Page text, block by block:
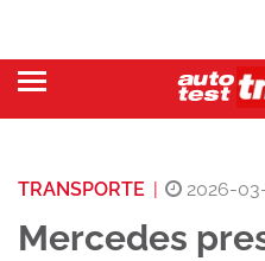
TRANSPORTE | 2026-
Mercedes